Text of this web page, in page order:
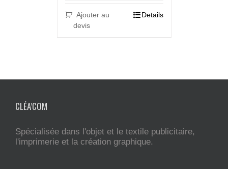
Ajouter au
devis
Details
CLÉA’COM
Spécialisée dans l'objet et le textile publicitaire,
l'imprimerie et la création graphique.